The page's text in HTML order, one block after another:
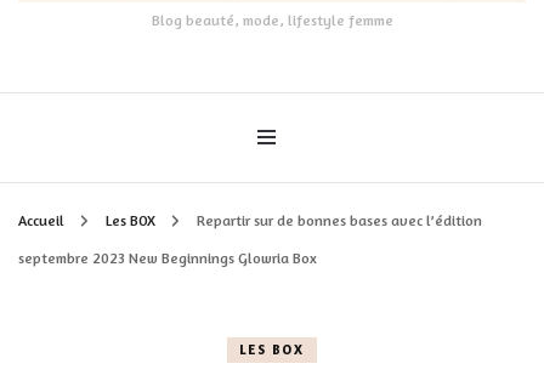
Blog beauté, mode, lifestyle femme
Accueil Les BOX Repartir sur de bonnes bases avec l’édition
septembre 2023 New Beginnings Glowria Box
LES BOX